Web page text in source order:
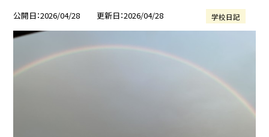
公開日 2026/04/28 更新日 2026/04/28 学校日記